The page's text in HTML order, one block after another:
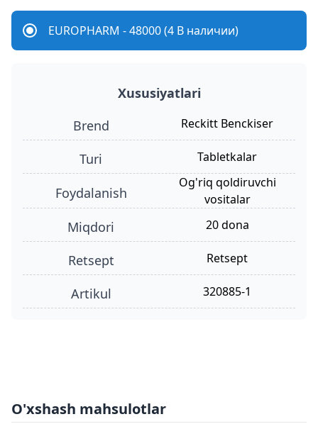
EUROPHARM - 48000 (4 В наличии)
Xususiyatlari
Brend
Reckitt Benckiser
turi tabletkalar
foydalanish
og'riq qoldiruvchi
vositalar
miqdori 20 dona
retsept retsept
Artikul 320885-1
O'xshash mahsulotlar